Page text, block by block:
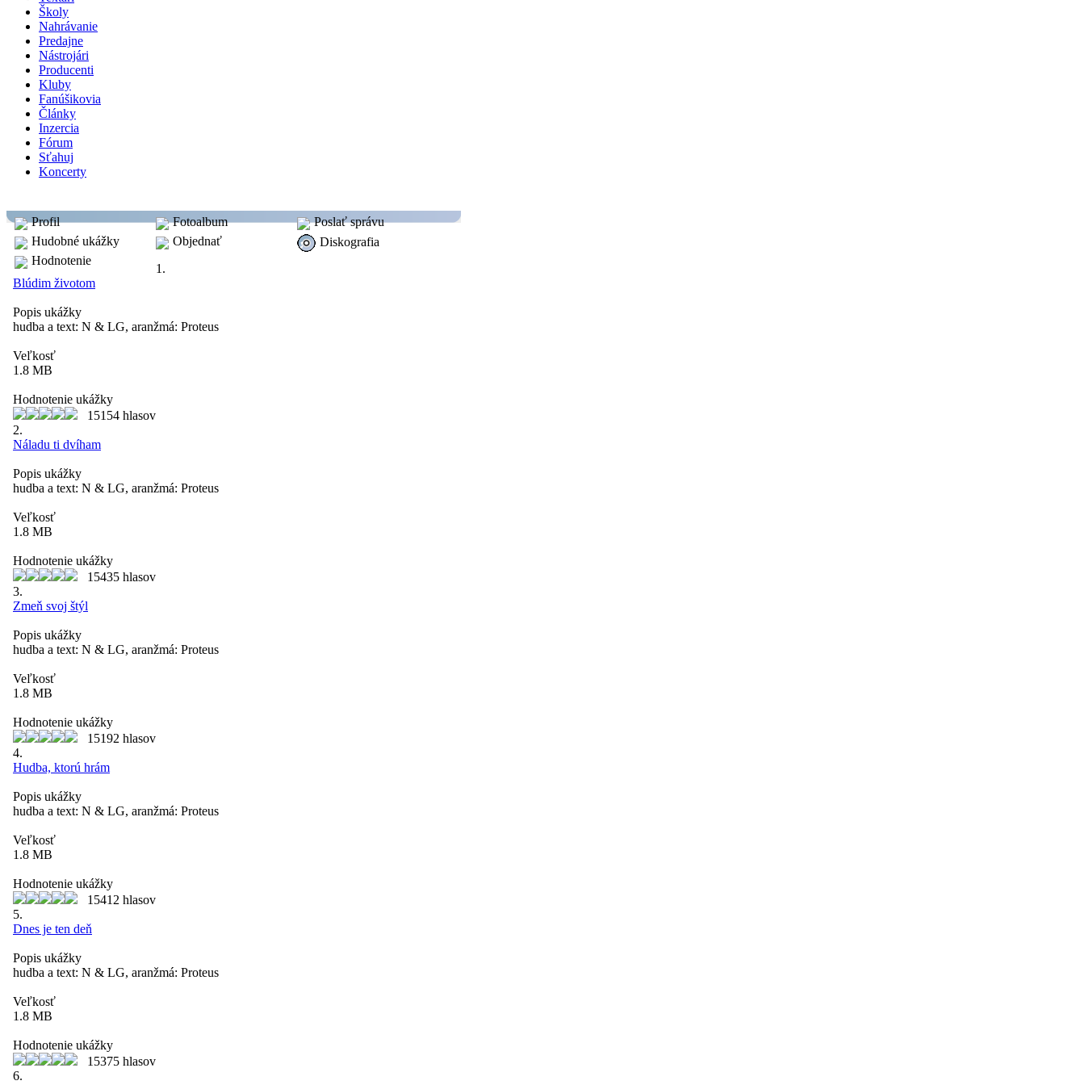
Školy
Nahrávanie
Predajne
Nástrojári
Producenti
Kluby
Fanúšikovia
Články
Inzercia
Fórum
Sťahuj
Koncerty
Profil
Fotoalbum
Poslať správu
Hudobné ukážky
Objednať
Diskografia
Hodnotenie
1.
Blúdim životom
Popis ukážky
hudba a text: N & LG, aranžmá: Proteus
Veľkosť
1.8 MB
Hodnotenie ukážky
15154 hlasov
2.
Náladu ti dvíham
Popis ukážky
hudba a text: N & LG, aranžmá: Proteus
Veľkosť
1.8 MB
Hodnotenie ukážky
15435 hlasov
3.
Zmeň svoj štýl
Popis ukážky
hudba a text: N & LG, aranžmá: Proteus
Veľkosť
1.8 MB
Hodnotenie ukážky
15192 hlasov
4.
Hudba, ktorú hrám
Popis ukážky
hudba a text: N & LG, aranžmá: Proteus
Veľkosť
1.8 MB
Hodnotenie ukážky
15412 hlasov
5.
Dnes je ten deň
Popis ukážky
hudba a text: N & LG, aranžmá: Proteus
Veľkosť
1.8 MB
Hodnotenie ukážky
15375 hlasov
6.